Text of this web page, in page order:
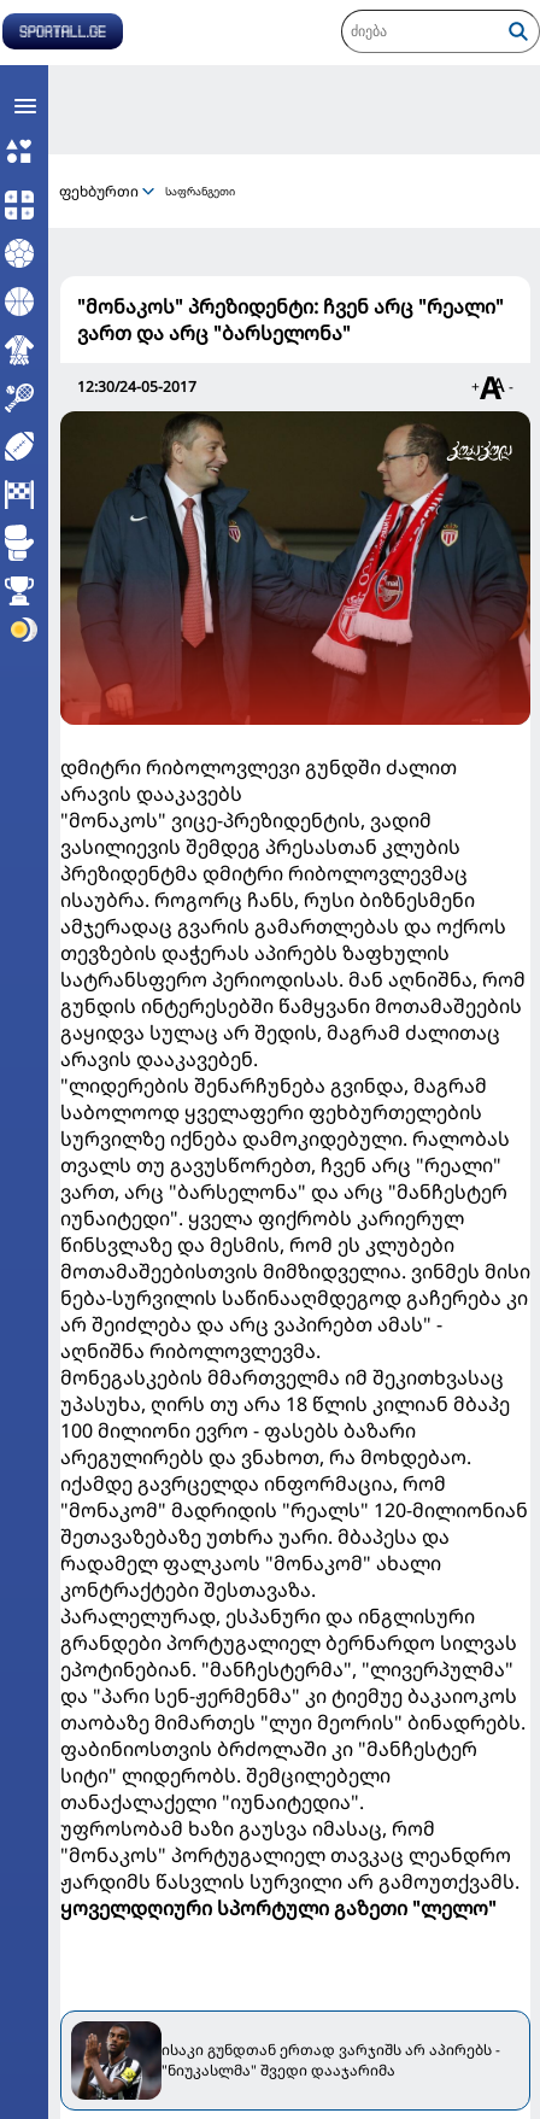
ფეხბურთი საფრანგეთი
"მონაკოს" პრეზიდენტი: ჩვენ არც "რეალი"
ვართ და არც "ბარსელონა"
12:30/24-05-2017 + -
დმიტრი რიბოლოვლევი გუნდში ძალით
არავის დააკავებს
"მონაკოს" ვიცე-პრეზიდენტის, ვადიმ
ვასილიევის შემდეგ პრესასთან კლუბის
პრეზიდენტმა დმიტრი რიბოლოვლევმაც
ისაუბრა. როგორც ჩანს, რუსი ბიზნესმენი
ამჯერადაც გვარის გამართლებას და ოქროს
თევზების დაჭერას აპირებს ზაფხულის
სატრანსფერო პერიოდისას. მან აღნიშნა, რომ
გუნდის ინტერესებში წამყვანი მოთამაშეების
გაყიდვა სულაც არ შედის, მაგრამ ძალითაც
არავის დააკავებენ.
"ლიდერების შენარჩუნება გვინდა, მაგრამ
საბოლოოდ ყველაფერი ფეხბურთელების
სურვილზე იქნება დამოკიდებული. რალობას
თვალს თუ გავუსწორებთ, ჩვენ არც "რეალი"
ვართ, არც "ბარსელონა" და არც "მანჩესტერ
იუნაიტედი". ყველა ფიქრობს კარიერულ
წინსვლაზე და მესმის, რომ ეს კლუბები
მოთამაშეებისთვის მიმზიდველია. ვინმეს მისი
ნება-სურვილის საწინააღმდეგოდ გაჩერება კი
არ შეიძლება და არც ვაპირებთ ამას" -
აღნიშნა რიბოლოვლევმა.
მონეგასკების მმართველმა იმ შეკითხვასაც
უპასუხა, ღირს თუ არა 18 წლის კილიან მბაპე
100 მილიონი ევრო - ფასებს ბაზარი
არეგულირებს და ვნახოთ, რა მოხდებაო.
იქამდე გავრცელდა ინფორმაცია, რომ
"მონაკომ" მადრიდის "რეალს" 120-მილიონიან
შეთავაზებაზე უთხრა უარი. მბაპესა და
რადამელ ფალკაოს "მონაკომ" ახალი
კონტრაქტები შესთავაზა.
პარალელურად, ესპანური და ინგლისური
გრანდები პორტუგალიელ ბერნარდო სილვას
ეპოტინებიან. "მანჩესტერმა", "ლივერპულმა"
და "პარი სენ-ჟერმენმა" კი ტიემუე ბაკაიოკოს
თაობაზე მიმართეს "ლუი მეორის" ბინადრებს.
ფაბინიოსთვის ბრძოლაში კი "მანჩესტერ
სიტი" ლიდერობს. შემცილებელი
თანაქალაქელი "იუნაიტედია".
უფროსობამ ხაზი გაუსვა იმასაც, რომ
"მონაკოს" პორტუგალიელ თავკაც ლეანდრო
ჟარდიმს წასვლის სურვილი არ გამოუთქვამს.
ყოველდღიური სპორტული გაზეთი "ლელო"
ისაკი გუნდთან ერთად ვარჯიშს არ აპირებს -
"ნიუკასლმა" შვედი დააჯარიმა